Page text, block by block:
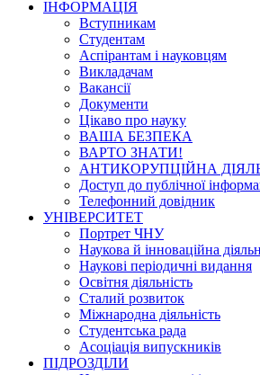
ІНФОРМАЦІЯ
Вступникам
Студентам
Аспірантам і науковцям
Викладачам
Вакансії
Документи
Цікаво про науку
ВАША БЕЗПЕКА
ВАРТО ЗНАТИ!
АНТИКОРУПЦІЙНА
Доступ до публічної
Телефонний довідник
УНІВЕРСИТЕТ
Портрет ЧНУ
Наукова й інноваційна
Наукові періодичні видання
Освітня діяльність
Сталий розвиток
Міжнародна діяльність
Студентська рада
Асоціація випускників
ПІДРОЗДІЛИ